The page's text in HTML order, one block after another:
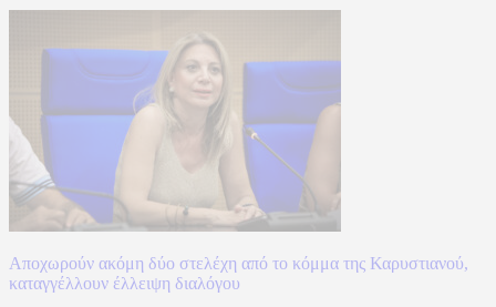
Αποχωρούν ακόμη δύο στελέχη από το κόμμα της Καρυστιανού,
καταγγέλλουν έλλειψη διαλόγου